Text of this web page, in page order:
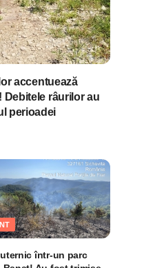
accentuează
râurilor au
perioadei
într-un parc